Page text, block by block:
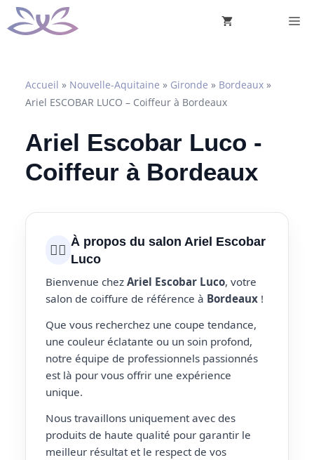
Aller
au
Accueil » Nouvelle-Aquitaine » Gironde » Bordeaux »
Ariel ESCOBAR LUCO – Coiffeur à Bordeaux
Ariel Escobar Luco -
Coiffeur à Bordeaux
💇‍♀️ À propos du salon Ariel Escobar
Luco
Bienvenue chez Ariel Escobar Luco, votre
salon de coiffure de référence à Bordeaux !
Que vous recherchez une coupe tendance,
une couleur éclatante ou un soin profond,
notre équipe de professionnels passionnés
est là pour vous offrir une expérience
unique.
Nous travaillons uniquement avec des
produits de haute qualité pour garantir le
meilleur résultat et le respect de vos